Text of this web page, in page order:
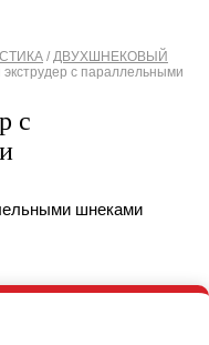
/ ДВУХШНЕКОВЫЙ
с параллельными
с